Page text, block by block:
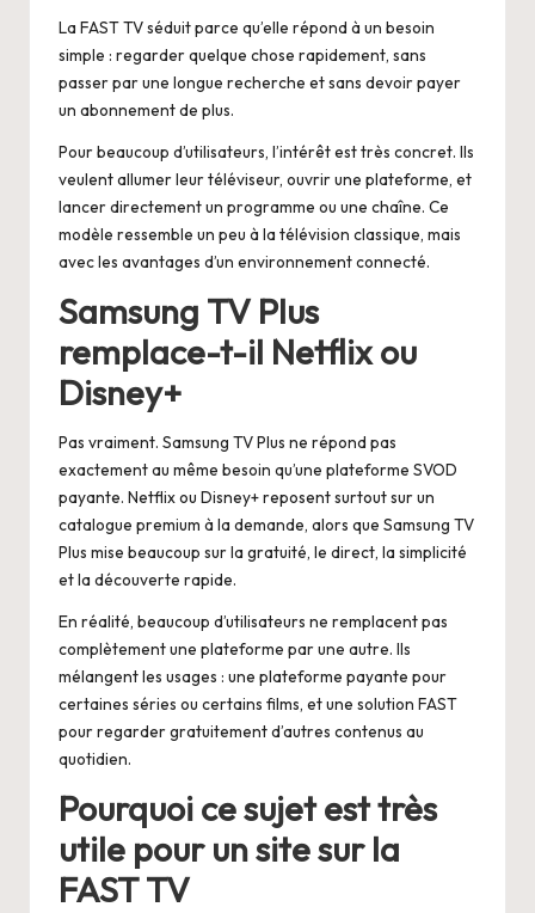
La FAST TV séduit parce qu’elle répond à un besoin
simple : regarder quelque chose rapidement, sans
passer par une longue recherche et sans devoir payer
un abonnement de plus.
Pour beaucoup d’utilisateurs, l’intérêt est très concret. Ils
veulent allumer leur téléviseur, ouvrir une plateforme, et
lancer directement un programme ou une chaîne. Ce
modèle ressemble un peu à la télévision classique, mais
avec les avantages d’un environnement connecté.
Samsung TV Plus
remplace-t-il Netflix ou
Disney+
Pas vraiment. Samsung TV Plus ne répond pas
exactement au même besoin qu’une plateforme SVOD
payante. Netflix ou Disney+ reposent surtout sur un
catalogue premium à la demande, alors que Samsung TV
Plus mise beaucoup sur la gratuité, le direct, la simplicité
et la découverte rapide.
En réalité, beaucoup d’utilisateurs ne remplacent pas
complètement une plateforme par une autre. Ils
mélangent les usages : une plateforme payante pour
certaines séries ou certains films, et une solution FAST
pour regarder gratuitement d’autres contenus au
quotidien.
Pourquoi ce sujet est très
utile pour un site sur la
FAST TV